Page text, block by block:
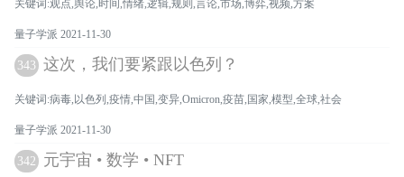
关键词:观点,舆论,时间,情绪,逻辑,规则,言论,市场,博弈,视频,方案
量子学派 2021-11-30
343 这次，我们要紧跟以色列？
关键词:病毒,以色列,疫情,中国,变异,Omicron,疫苗,国家,模型,全球,社会
量子学派 2021-11-30
342 元宇宙 • 数学 • NFT